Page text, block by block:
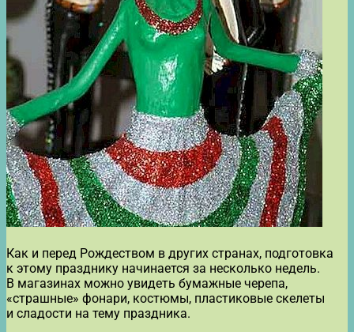
Как и перед Рождеством в других странах, подготовка
к этому празднику начинается за несколько недель.
В магазинах можно увидеть бумажные черепа,
«страшные» фонари, костюмы, пластиковые скелеты
и сладости на тему праздника.